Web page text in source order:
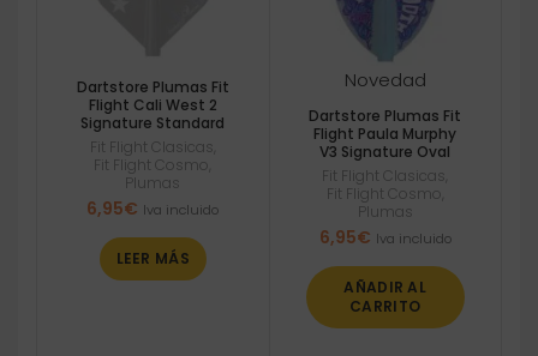
Dartstore Plumas Fit
Flight Cali West 2
Signature Standard
Fit Flight Clasicas
Fit Flight Cosmo
Plumas
6,95€ Iva incluido
LEER MÁS
Novedad
Dartstore Plumas Fit
Flight Paula Murphy
V3 Signature Oval
Fit Flight Clasicas
Fit Flight Cosmo
Plumas
6,95€ Iva incluido
AÑADIR AL
CARRITO